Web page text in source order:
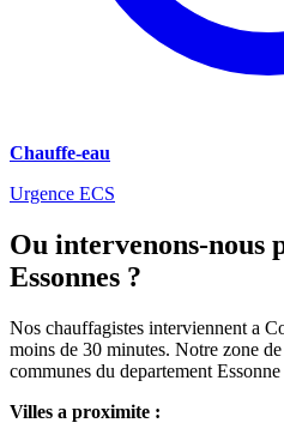
Chauffe-eau
Urgence ECS
Ou intervenons-nous
Essonnes ?
Nos chauffagistes interviennent a
moins de 30 minutes. Notre zone
communes du departement
Villes a proximite :